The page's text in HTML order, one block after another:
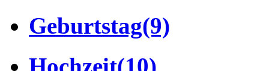
Geburtstag(9)
Hochzeit(10)